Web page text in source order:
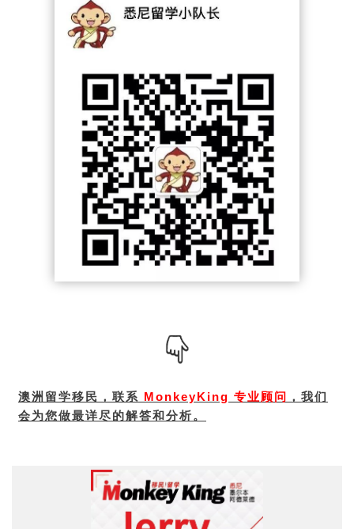
澳洲留学移民，联系 MonkeyKing 专业顾问 ， 我们
会为您做最详尽的解答和分析。